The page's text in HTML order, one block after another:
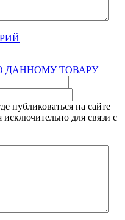
ДАННОМУ ТОВАРУ
публиковаться на сайте
исключительно для связи с